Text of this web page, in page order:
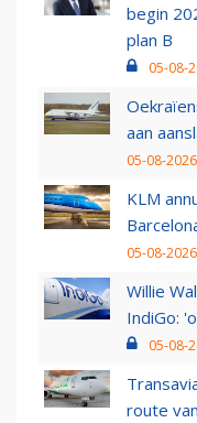
begin
plan B
05-08-
aan
05-08-
KLM
05-08-
Willie
IndiGo:
05-08-
route